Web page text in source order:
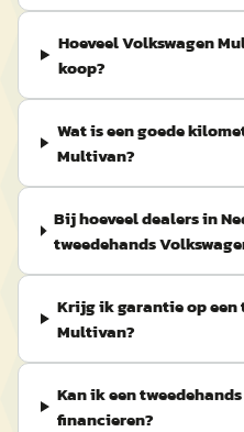
Hoeveel Volkswagen
koop?
Wat is een goede
Multivan?
Bij hoeveel dealers in
tweedehands
Krijg ik garantie op een
Multivan?
Kan ik een
financieren?